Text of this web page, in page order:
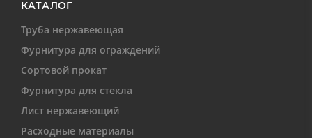
КАТАЛОГ
Труба нержавеющая
Фурнитура для ограждений
Сортовой прокат
Фурнитура для стекла
Лист нержавеющий
Расходные материалы